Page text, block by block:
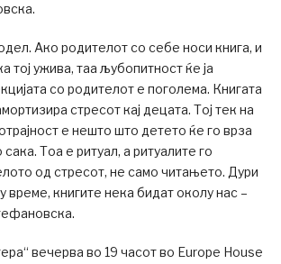
Ако родителот со себе носи книга, и
тој ужива, таа љубопитност ќе ја
со родителот е поголема. Книгата
стресот кај децата. Тој тек на
е нешто што детето ќе го врза
сака. Тоа е ритуал, а ритуалите го
од стресот, не само читањето. Дури
време, книгите нека бидат околу нас –
вечерва во 19 часот во Europe House